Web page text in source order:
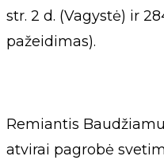
str. 2 d. (Vagystė) ir
pažeidimas).
Remiantis
atvirai pagrobė